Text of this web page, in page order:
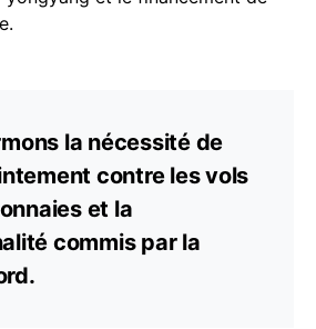
la nécessité de
contre les vols
et la
commis par la